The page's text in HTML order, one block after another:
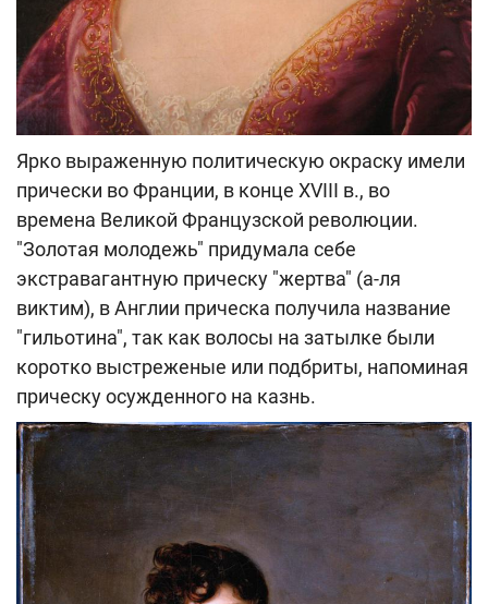
Ярко выраженную политическую окраску имели
прически во Франции, в конце ХVIII в., во
времена Великой Французской революции.
"Золотая молодежь" придумала себе
экстравагантную прическу "жертва" (а-ля
виктим), в Англии прическа получила название
"гильотина", так как волосы на затылке были
коротко выстреженые или подбриты, напоминая
прическу осужденного на казнь.